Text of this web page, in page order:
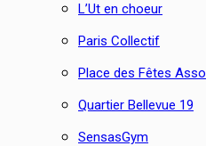
L’Ut en choeur
Paris Collectif
Place des Fêtes Asso
Quartier Bellevue 19
SensasGym